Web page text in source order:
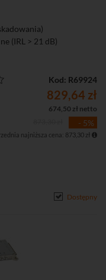
(IRL > 21 dB)
– łatwa diagnostyka
SAT w budynkach
jakość wyrobu
Kod: R69924
829,64 zł
674,50 zł netto
- 5%
najniższa cena: 873,30 zł
Dostępny